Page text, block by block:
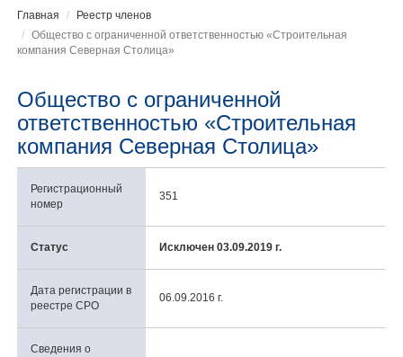
Главная
Реестр членов
Общество с ограниченной ответственностью «Строительная
компания Северная Столица»
Общество с ограниченной
ответственностью «Строительная
компания Северная Столица»
Регистрационный
номер
351
Статус Исключен 03.09.2019 г.
Дата регистрации в
реестре СРО
06.09.2016 г.
Сведения о